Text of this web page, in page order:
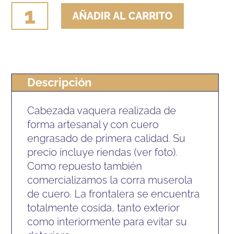
CABEZADA
VAQUERA
cantidad
AÑADIR AL CARRITO
Descripción
Cabezada vaquera realizada de
forma artesanal y con cuero
engrasado de primera calidad. Su
precio incluye riendas (ver foto).
Como repuesto también
comercializamos la corra muserola
de cuero. La frontalera se encuentra
totalmente cosida, tanto exterior
como interiormente para evitar su